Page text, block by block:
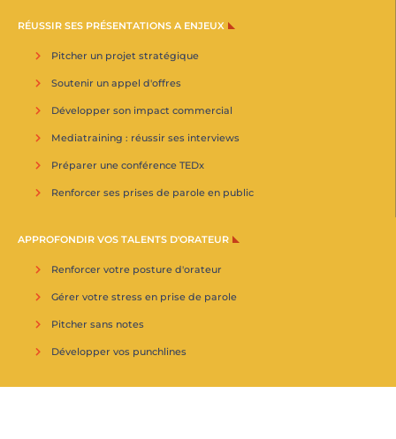
RÉUSSIR SES PRÉSENTATIONS A ENJEUX
Pitcher un projet stratégique
Soutenir un appel d'offres
Développer son impact commercial
Mediatraining : réussir ses interviews
Préparer une conférence TEDx
Renforcer ses prises de parole en public
APPROFONDIR VOS TALENTS D'ORATEUR
Renforcer votre posture d'orateur
Gérer votre stress en prise de parole
Pitcher sans notes
Développer vos punchlines